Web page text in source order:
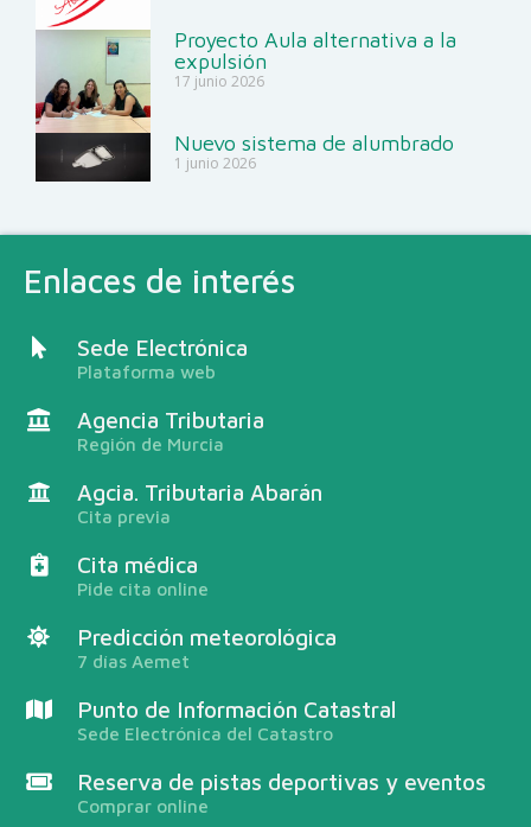
Enlaces de interés
Sede Electrónica
Plataforma web
Agencia Tributaria
Región de Murcia
Agcia. Tributaria Abarán
Cita previa
Cita médica
Pide cita online
Predicción meteorológica
7 días Aemet
Punto de Información Catastral
Sede Electrónica del Catastro
Reserva de pistas deportivas y eventos
Comprar online
Proyecto Aula alternativa a la
expulsión
17 junio 2026
Nuevo sistema de alumbrado
1 junio 2026